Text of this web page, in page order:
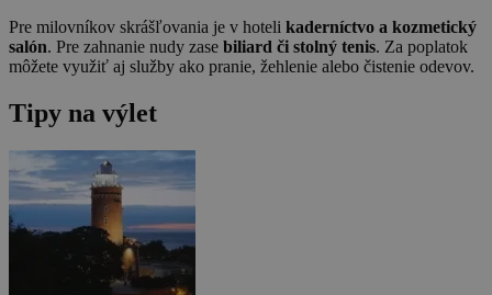
Pre milovníkov skrášľovania je v hoteli kaderníctvo a kozmetický
salón. Pre zahnanie nudy zase biliard či stolný tenis. Za poplatok
môžete využiť aj služby ako pranie, žehlenie alebo čistenie odevov.
Tipy na výlet